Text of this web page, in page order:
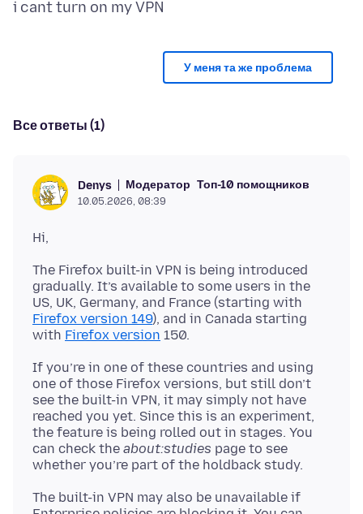
У меня та же проблема
Все ответы (1)
Denys Модератор Топ-10 помощников
10.05.2026, 08:39
The Firefox built-in VPN is being introduced
gradually. It’s available to some users in the
US, UK, Germany, and France (starting with
Firefox version 149), and in Canada starting
with Firefox version
If you’re in one of these countries and using
one of those Firefox versions, but still don’t
see the built-in VPN, it may simply not have
reached you yet. Since this is an experiment,
the feature is being rolled out in stages. You
can check the about:studies page to see
The built-in VPN may also be unavailable if